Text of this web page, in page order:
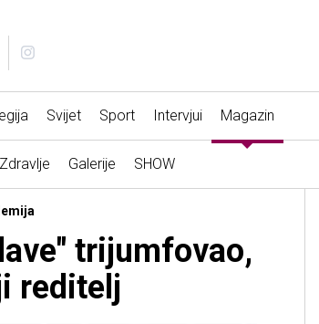
Svijet Sport Intervjui Magazin
Galerije SHOW
trijumfovao,
reditelj